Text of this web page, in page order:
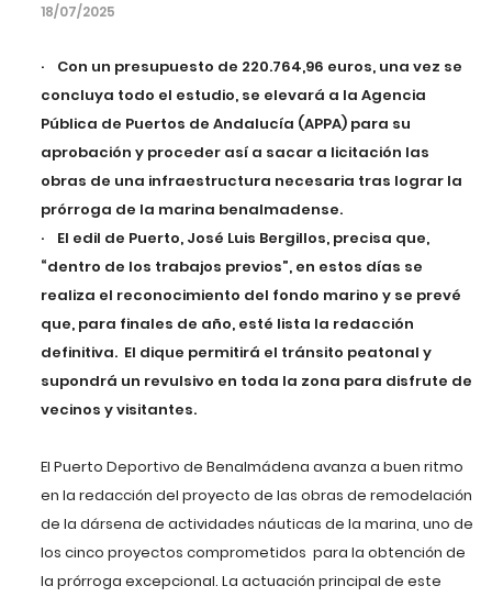
18/07/2025
· Con un presupuesto de 220.764,96 euros, una vez se
concluya todo el estudio, se elevará a la Agencia
Pública de Puertos de Andalucía (APPA) para su
aprobación y proceder así a sacar a licitación las
obras de una infraestructura necesaria tras lograr la
prórroga de la marina benalmadense.
· El edil de Puerto, José Luis Bergillos, precisa que,
“dentro de los trabajos previos”, en estos días se
realiza el reconocimiento del fondo marino y se prevé
que, para finales de año, esté lista la redacción
definitiva. El dique permitirá el tránsito peatonal y
supondrá un revulsivo en toda la zona para disfrute de
vecinos y visitantes.
El Puerto Deportivo de Benalmádena avanza a buen ritmo
en la redacción del proyecto de las obras de remodelación
de la dársena de actividades náuticas de la marina, uno de
los cinco proyectos comprometidos para la obtención de
la prórroga excepcional. La actuación principal de este